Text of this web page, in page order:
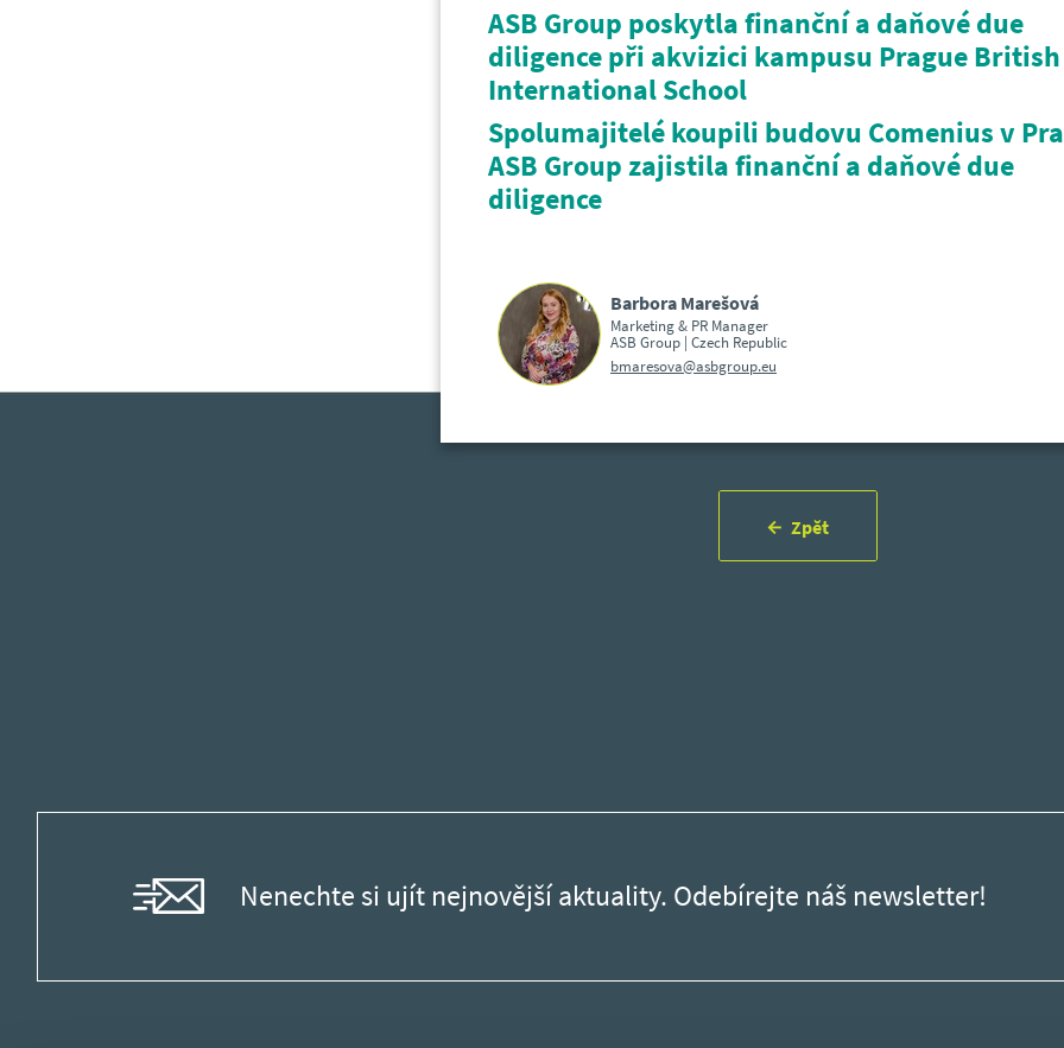
ASB Group poskytla finanční a daňové due
diligence při akvizici kampusu Prague British
International School
Spolumajitelé koupili budovu Comenius v
ASB Group zajistila finanční a daňové due
diligence
Barbora Marešová
Marketing & PR Manager
ASB Group | Czech Republic
bmaresova@asbgroup.eu
Zpět
Nenechte si ujít nejnovější aktuality. Odebírejte náš newsletter!